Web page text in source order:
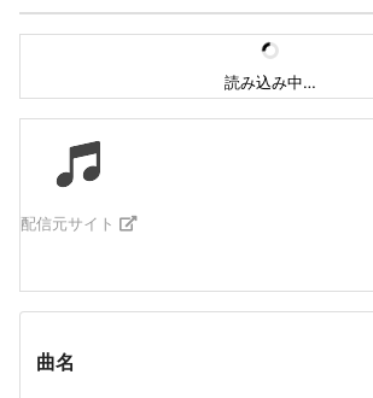
読み込み中…
配信元サイト
曲名